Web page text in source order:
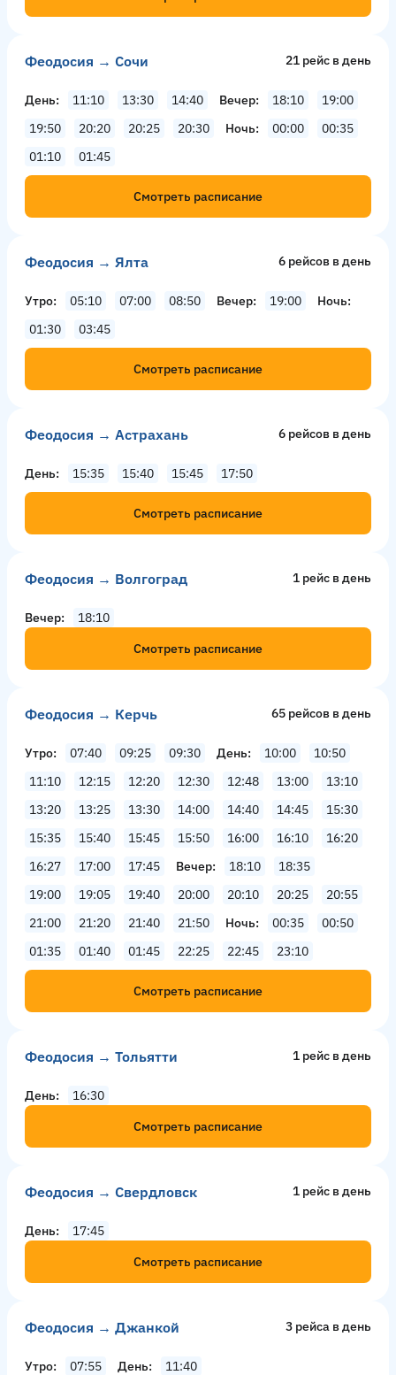
Феодосия → Сочи 21 рейс в день
День 11:10 13:30 14:40 Вечер 18:10
19:00
19:50
20:20 20:25 20:30 Ночь 00:00
00:35
01:10
01:45
Смотреть расписание
Феодосия → Ялта 6 рейсов в день
Утро 05:10 07:00 08:50 Вечер 19:00
Ночь
01:30
03:45
Смотреть расписание
Феодосия → Астрахань 6 рейсов в день
День 15:35 15:40 15:45 17:50
Смотреть расписание
Феодосия → Волгоград 1 рейс в день
Вечер
18:10
Смотреть расписание
Феодосия → Керчь 65 рейсов в день
Утро 07:40 09:25 09:30 День 10:00
10:50
11:10
12:15 12:20 12:30 12:48 13:00
13:10
13:20
13:25 13:30 14:00 14:40 14:45
15:30
15:35
15:40 15:45 15:50 16:00 16:10
16:20
16:27
17:00 17:45 Вечер 18:10
18:35
19:00
19:05 19:40 20:00 20:10 20:25
20:55
21:00
21:20 21:40 21:50 Ночь 00:35
00:50
01:35
01:40 01:45 22:25 22:45 23:10
Смотреть расписание
Феодосия → Тольятти 1 рейс в день
День
16:30
Смотреть расписание
Феодосия → Свердловск 1 рейс в день
День
17:45
Смотреть расписание
Феодосия → Джанкой 3 рейсa в день
Утро 07:55 День
11:40